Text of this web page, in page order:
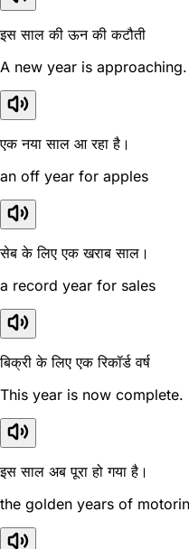
इस साल की ऊन की कटौती
A new year is approaching.
एक नया साल आ रहा है।
an off year for apples
सेब के लिए एक खराब साल।
a record year for sales
बिक्री के लिए एक रिकॉर्ड वर्ष
This year is now complete.
इस साल अब पूरा हो गया है।
the golden years of